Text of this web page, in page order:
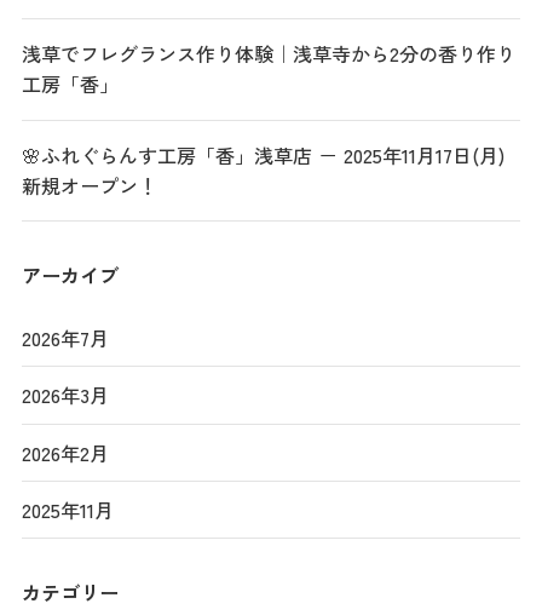
浅草でフレグランス作り体験｜浅草寺から2分の香り作り
工房「香」
🌸ふれぐらんす工房「香」浅草店 － 2025年11月17日(月)
新規オープン！
アーカイブ
2026年7月
2026年3月
2026年2月
2025年11月
カテゴリー